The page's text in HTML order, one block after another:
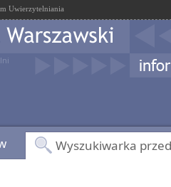
Uwierzytelniania
Wyszukiwarka